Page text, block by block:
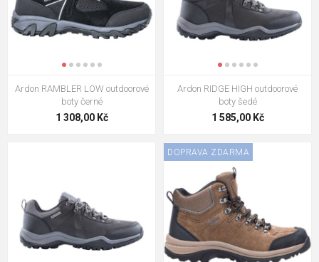
Ardon RAMBLER LOW outdoorové
boty černé
1 308,00 Kč
Ardon RIDGE HIGH outdoorové
boty šedé
1 585,00 Kč
DOPRAVA ZDARMA